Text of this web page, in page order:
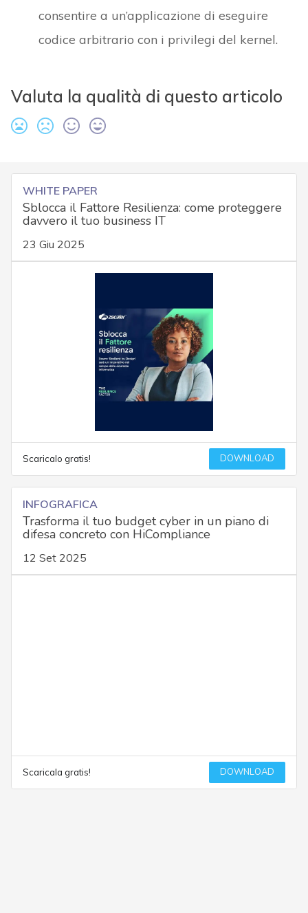
consentire a un’applicazione di eseguire
codice arbitrario con i privilegi del kernel.
Valuta la qualità di questo articolo
WHITE PAPER
Sblocca il Fattore Resilienza: come proteggere
davvero il tuo business IT
23 Giu 2025
Scaricalo gratis! DOWNLOAD
INFOGRAFICA
Trasforma il tuo budget cyber in un piano di
difesa concreto con HiCompliance
12 Set 2025
Scaricala gratis! DOWNLOAD